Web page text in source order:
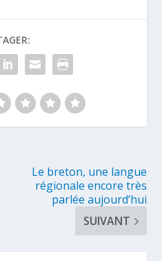
Le breton, une langue
régionale encore très
parlée aujourd’hui
SUIVANT